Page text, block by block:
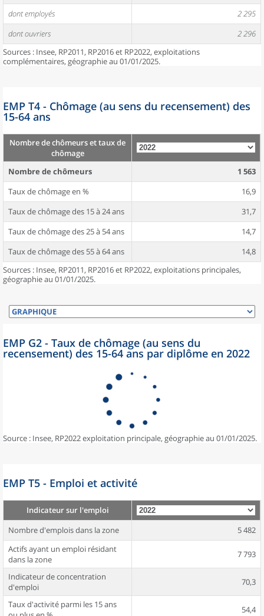
dont employés
2 295
dont ouvriers
2 296
Sources : Insee, RP2011, RP2016 et RP2022, exploitations
complémentaires, géographie au 01/01/2025.
EMP T4 - Chômage (au sens du recensement) des
15-64 ans
Nombre de chômeurs et taux de
chômage
Nombre de chômeurs
1 563
Taux de chômage en %
16,9
Taux de chômage des 15 à 24 ans
31,7
Taux de chômage des 25 à 54 ans
14,7
Taux de chômage des 55 à 64 ans
14,8
Sources : Insee, RP2011, RP2016 et RP2022, exploitations principales,
géographie au 01/01/2025.
EMP G2 - Taux de chômage (au sens du
recensement) des 15-64 ans par diplôme en 2022
Source : Insee, RP2022 exploitation principale, géographie au 01/01/2025.
EMP T5 - Emploi et activité
Indicateur sur l'emploi
Nombre d'emplois dans la zone
5 482
Actifs ayant un emploi résidant
dans la zone
7 793
Indicateur de concentration
d'emploi
70,3
Taux d'activité parmi les 15 ans
54,4